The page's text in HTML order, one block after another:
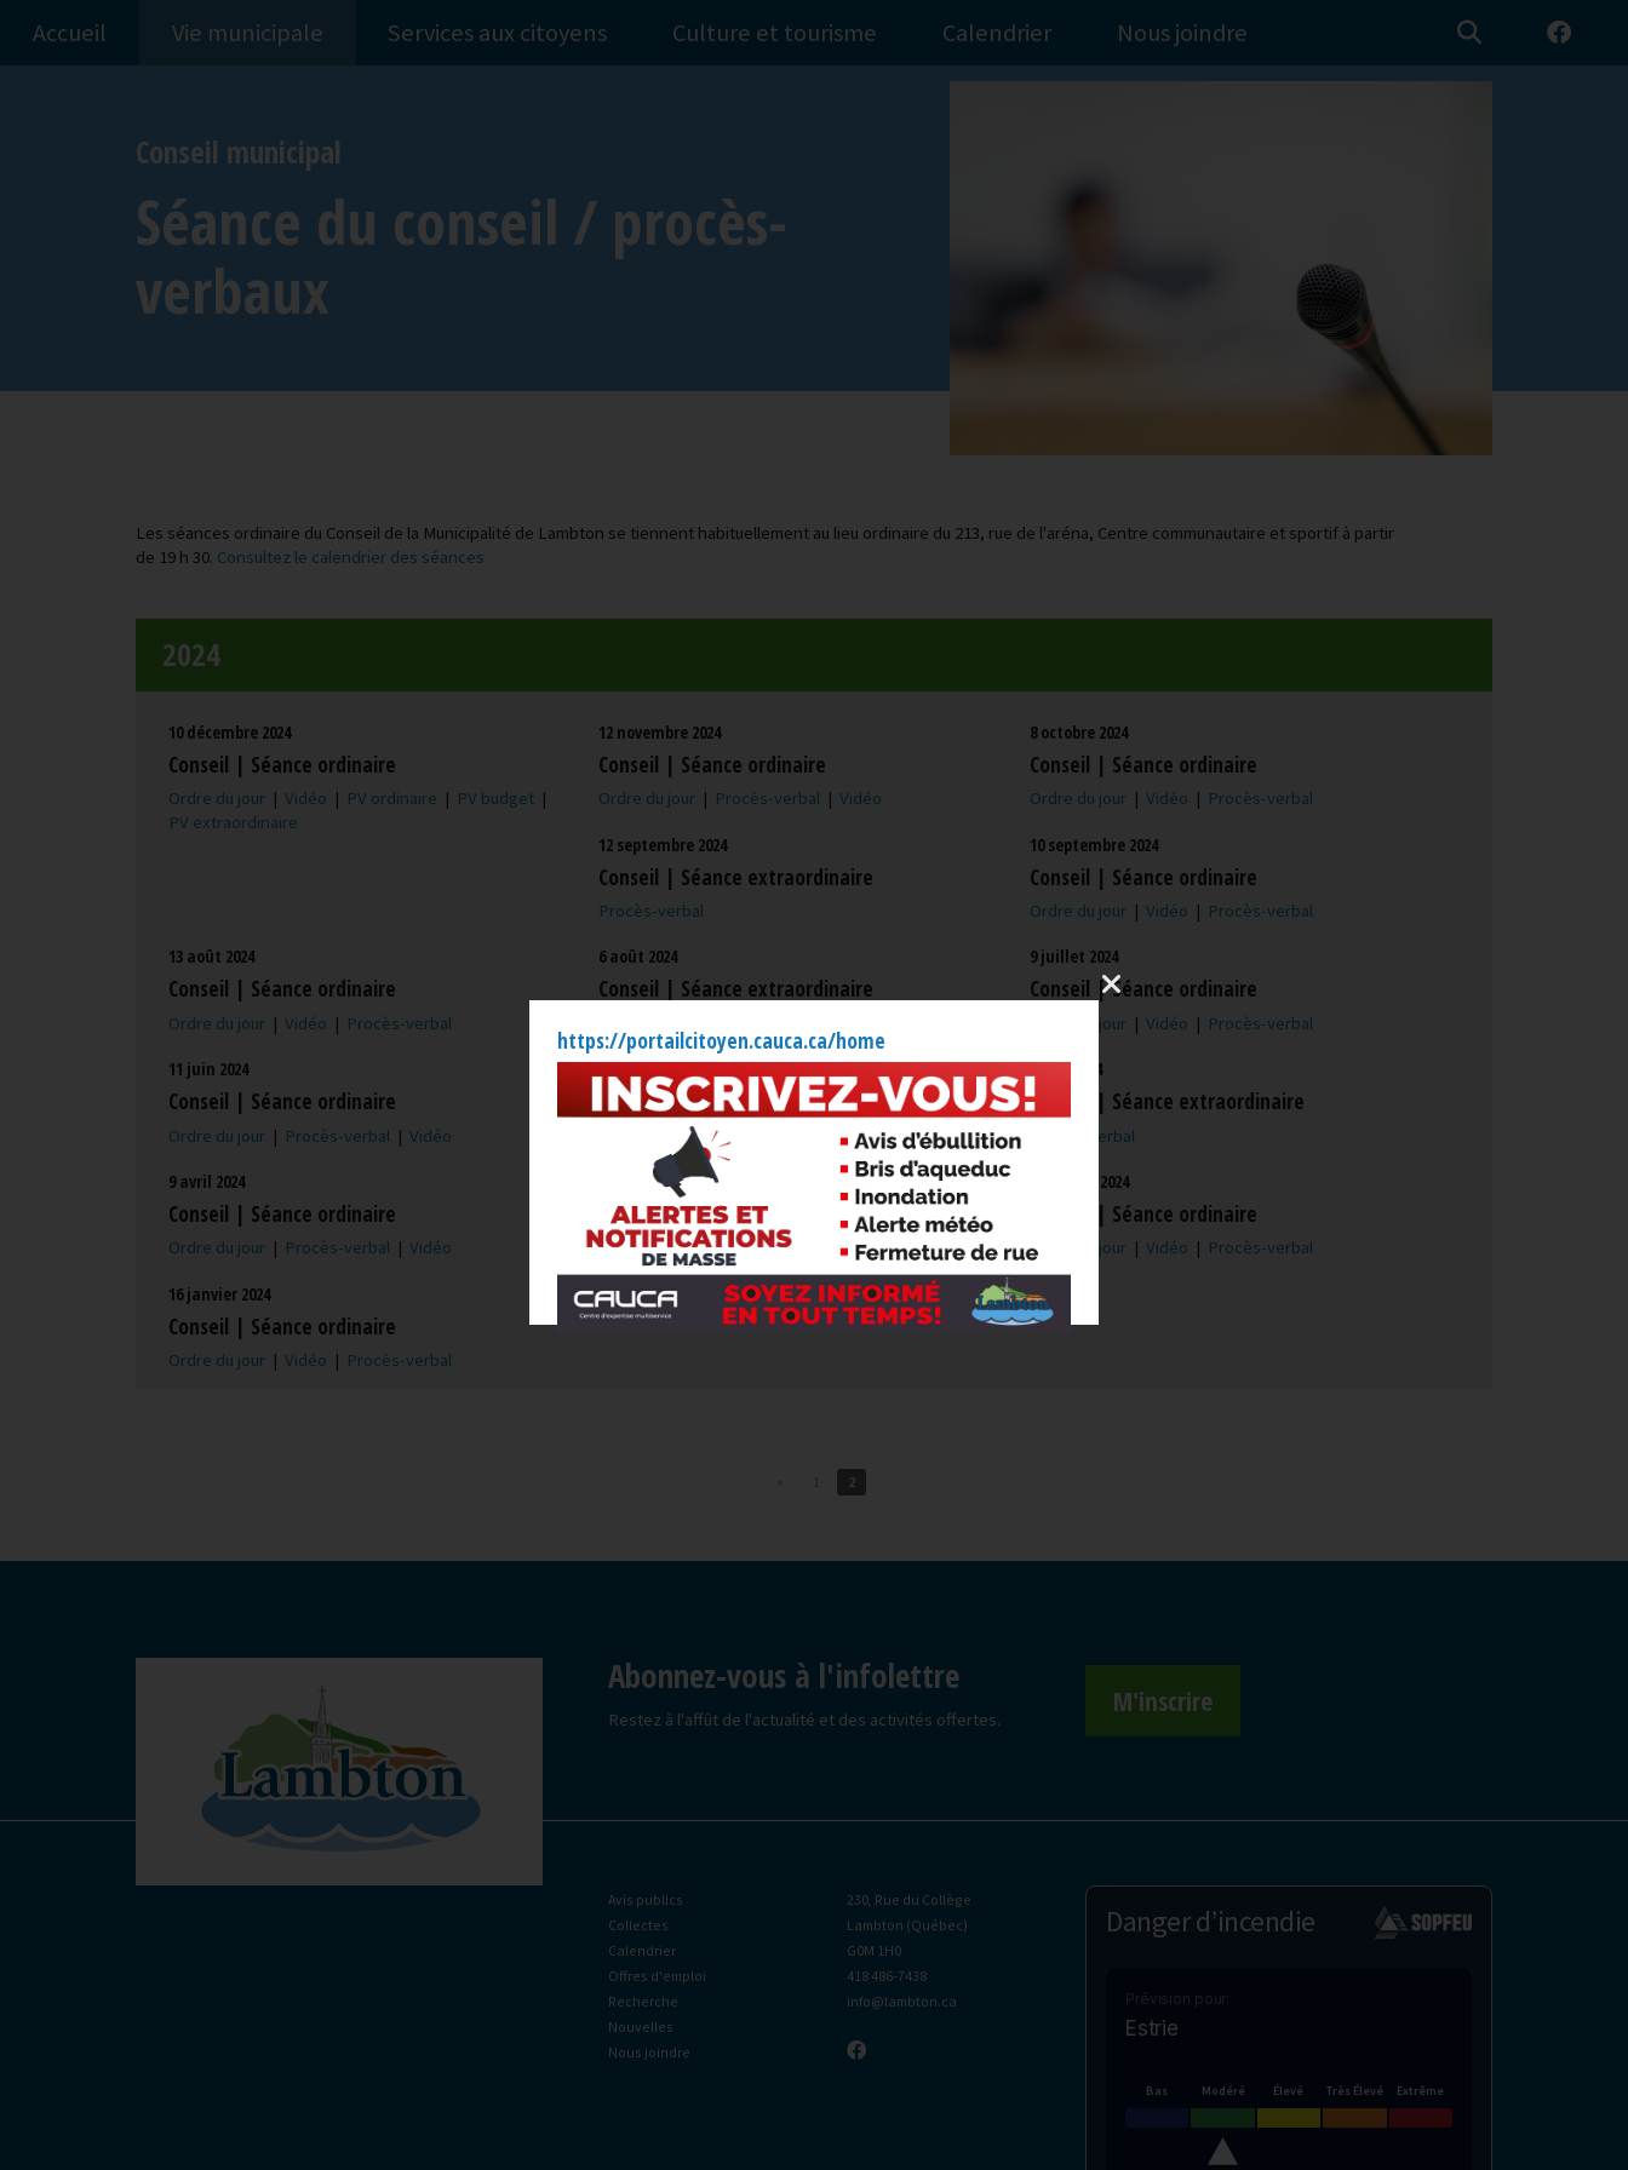
Accueil Vie municipale Services aux citoyens Culture et tourisme Calendrier Nous joindre
Conseil municipal
Séance du conseil / procès-
verbaux
Les séances ordinaire du Conseil de la Municipalité de Lambton se tiennent habituellement au lieu ordinaire du 213, rue de l'aréna, Centre communautaire et sportif à partir
de 19 h 30. Consultez le calendrier des séances
2024
10 décembre 2024
Conseil | Séance ordinaire
Ordre du jour| Vidéo | PV ordinaire | PV budget|
PV extraordinaire
12 novembre 2024
Conseil | Séance ordinaire
Ordre du jour | Procès-verbal |Vidéo
8 octobre 2024
Conseil | Séance ordinaire
Ordre du jour| Vidéo | Procès-verbal
12 septembre 2024
Conseil | Séance extraordinaire
Procès-verbal
10 septembre 2024
Conseil | Séance ordinaire
Ordre du jour| Vidéo | Procès-verbal
13 août 2024
Conseil | Séance ordinaire
Ordre du jour| Vidéo | Procès-verbal
6 août 2024
Conseil | Séance extraordinaire
9 juillet 2024
Conseil | Séance ordinaire
Ordre du jour| Vidéo | Procès-verbal
11 juin 2024
Conseil | Séance ordinaire
Ordre du jour| Procès-verbal | Vidéo
14 mai 2024
Conseil | Séance ordinaire
Ordre du jour|Procès-verbal |Vidéo
7 mai 2024
Conseil | Séance extraordinaire
Procès-verbal
9 avril 2024
Conseil | Séance ordinaire
Ordre du jour| Procès-verbal| Vidéo
12 mars 2024
Conseil | Séance ordinaire
Ordre du jour|Procès-verbal |Vidéo
13 février 2024
Conseil | Séance ordinaire
Ordre du jour| Vidéo | Procès-verbal
16 janvier 2024
Conseil | Séance ordinaire
Ordre du jour| Vidéo | Procès-verbal
2
Abonnez-vous à l'infolettre
Restez à l'affût de l'actualité et des activités offertes.
M'inscrire
Avis publics
Collectes
Calendrier
Offres d'emploi
Recherche
Nouvelles
Nous joindre
230, Rue du Collège
Lambton (Québec)
G0M 1H0
418 486-7438
info@lambton.ca
Danger d’incendie
Prévision pour:
Estrie
Bas Modéré Élevé Très Élevé Extrême
https://portailcitoyen.cauca.ca/home